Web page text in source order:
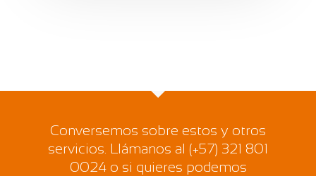
Conversemos sobre estos y otros
servicios. Llámanos al (+57) 321 801
0024 o si quieres podemos